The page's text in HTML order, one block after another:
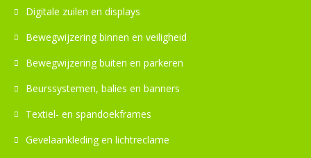
Digitale zuilen en displays
Bewegwijzering binnen en veiligheid
Bewegwijzering buiten en parkeren
Beurssystemen, balies en banners
Textiel- en spandoekframes
Gevelaankleding en lichtreclame